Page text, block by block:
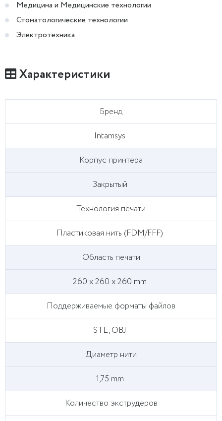
Медицина и Медицинские технологии
Стоматологические технологии
Электротехника
Характеристики
Бренд
Intamsys
Корпус принтера
Закрытый
Технология печати
Пластиковая нить (FDM/FFF)
Область печати
260 x 260 x 260 mm
Поддерживаемые форматы файлов
STL, OBJ
Диаметр нити
1,75 mm
Количество экструдеров